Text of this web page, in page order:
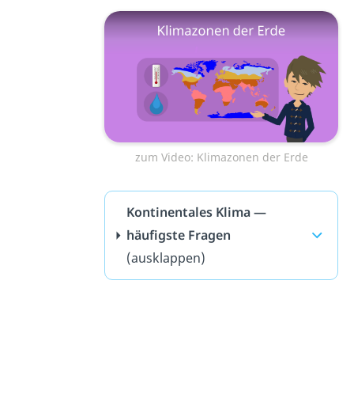
zum Video: Klimazonen der Erde
Kontinentales Klima —
häufigste Fragen
(ausklappen)